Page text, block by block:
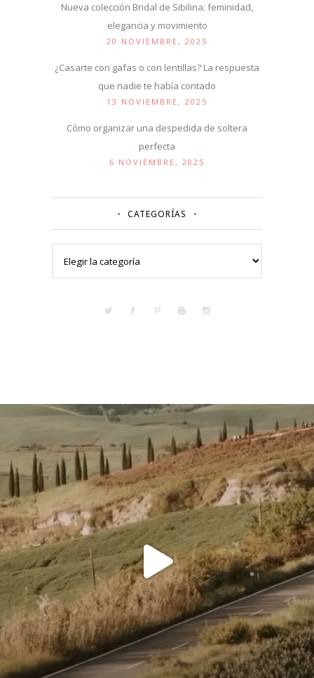
Nueva colección Bridal de Sibilina: feminidad,
elegancia y movimiento
20 NOVIEMBRE, 2025
¿Casarte con gafas o con lentillas? La respuesta
que nadie te había contado
13 NOVIEMBRE, 2025
Cómo organizar una despedida de soltera
perfecta
6 NOVIEMBRE, 2025
CATEGORÍAS